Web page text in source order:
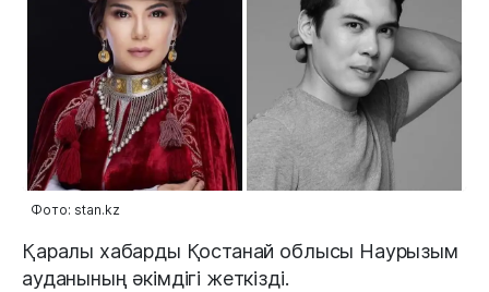
Фото: stan.kz
Қаралы хабарды Қостанай облысы Наурызым
ауданының әкімдігі жеткізді.